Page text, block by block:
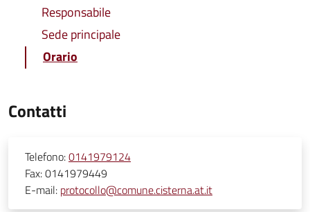
Responsabile
Sede principale
Orario
Contatti
Telefono:0141979124
Fax:0141979449
E-mail: protocollo@comune.cisterna.at.it